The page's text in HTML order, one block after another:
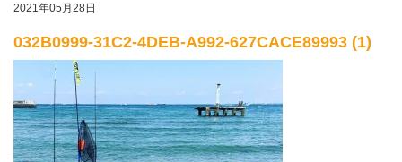
2021年05月28日
032B0999-31C2-4DEB-A992-627CACE89993 (1)